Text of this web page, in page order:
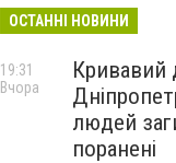
ОСТАННІ НОВИНИ
Кривавий
людей
поранені
19:31
Вчора